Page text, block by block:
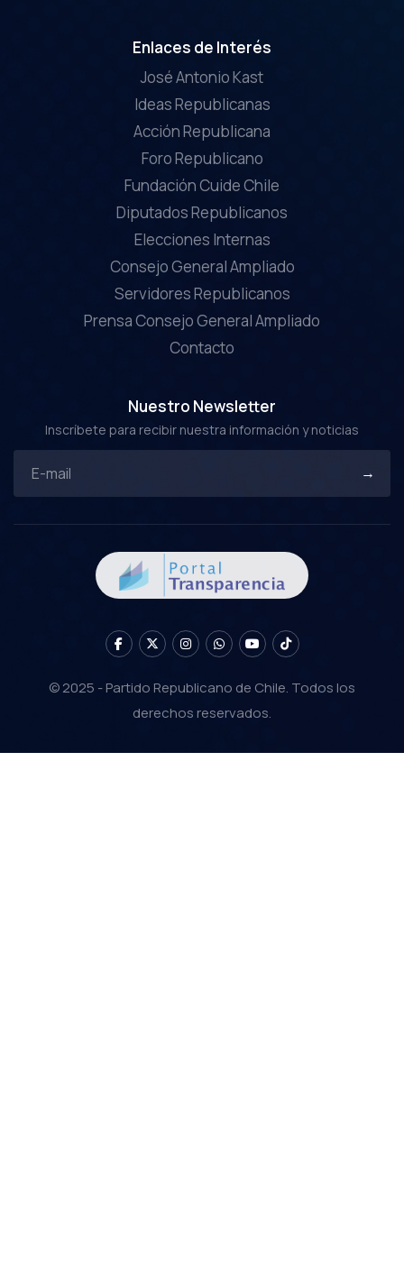
Enlaces de Interés
José Antonio Kast
Ideas Republicanas
Acción Republicana
Foro Republicano
Fundación Cuide Chile
Diputados Republicanos
Elecciones Internas
Consejo General Ampliado
Servidores Republicanos
Prensa Consejo General Ampliado
Contacto
Nuestro Newsletter
Inscríbete para recibir nuestra información y noticias
© 2025 - Partido Republicano de Chile. Todos los
derechos reservados.